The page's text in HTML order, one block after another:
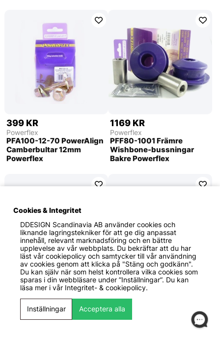
399 KR
Powerflex
PFA100-12-70 PowerAlign
Camberbultar 12mm
Powerflex
1169 KR
Powerflex
PFF80-1001 Främre
Wishbone-bussningar
Bakre Powerflex
1289 KR
PFF80-1001BLK Främre
Wishbone-bussningar
Bakre Black Series
1129 KR
PFF80-1002 Främre
Wishbone-bussningar
Främre Powerflex
Cookies & Integritet
DDESIGN Scandinavia ABanvänder cookies och
liknande lagringstekniker för att ge dig anpassat
innehåll, relevant marknadsföring och en bättre
upplevelse av vår webbplats. Du bekräftar att du har
läst vår cookiepolicy och samtycker till vår användning
av cookies genom att klicka på "Stäng och godkänn".
Du kan själv när som helst kontrollera vilka cookies som
sparas i din webbläsare under ”Inställningar”. Du kan
läsa mer i vår Integritet- & cookiepolicy.
Inställningar Acceptera alla